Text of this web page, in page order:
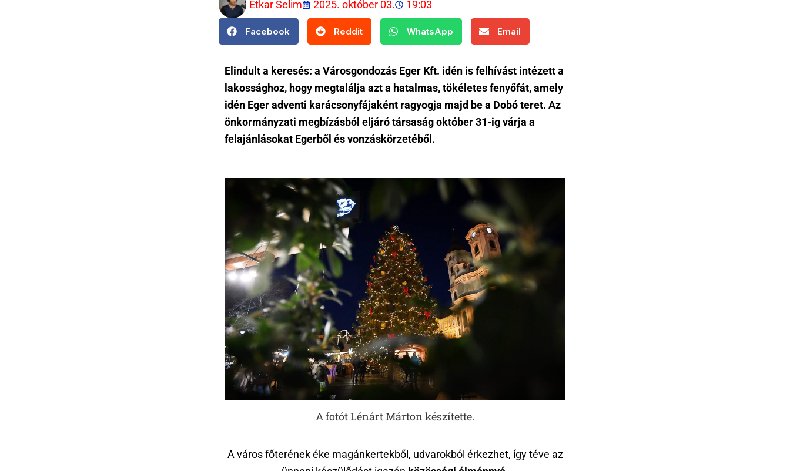
Etkar Selim
2025. október 03. 19:03
Facebook Reddit WhatsApp Email
Elindult a keresés: a Városgondozás Eger Kft. idén is felhívást intézett a
lakossághoz, hogy megtalálja azt a hatalmas, tökéletes fenyőfát, amely
idén Eger adventi karácsonyfájaként ragyogja majd be a Dobó teret. Az
önkormányzati megbízásból eljáró társaság október 31-ig várja a
felajánlásokat Egerből és vonzáskörzetéből.
A fotót Lénárt Márton készítette.
A város főterének éke magánkertekből, udvarokból érkezhet, így téve az